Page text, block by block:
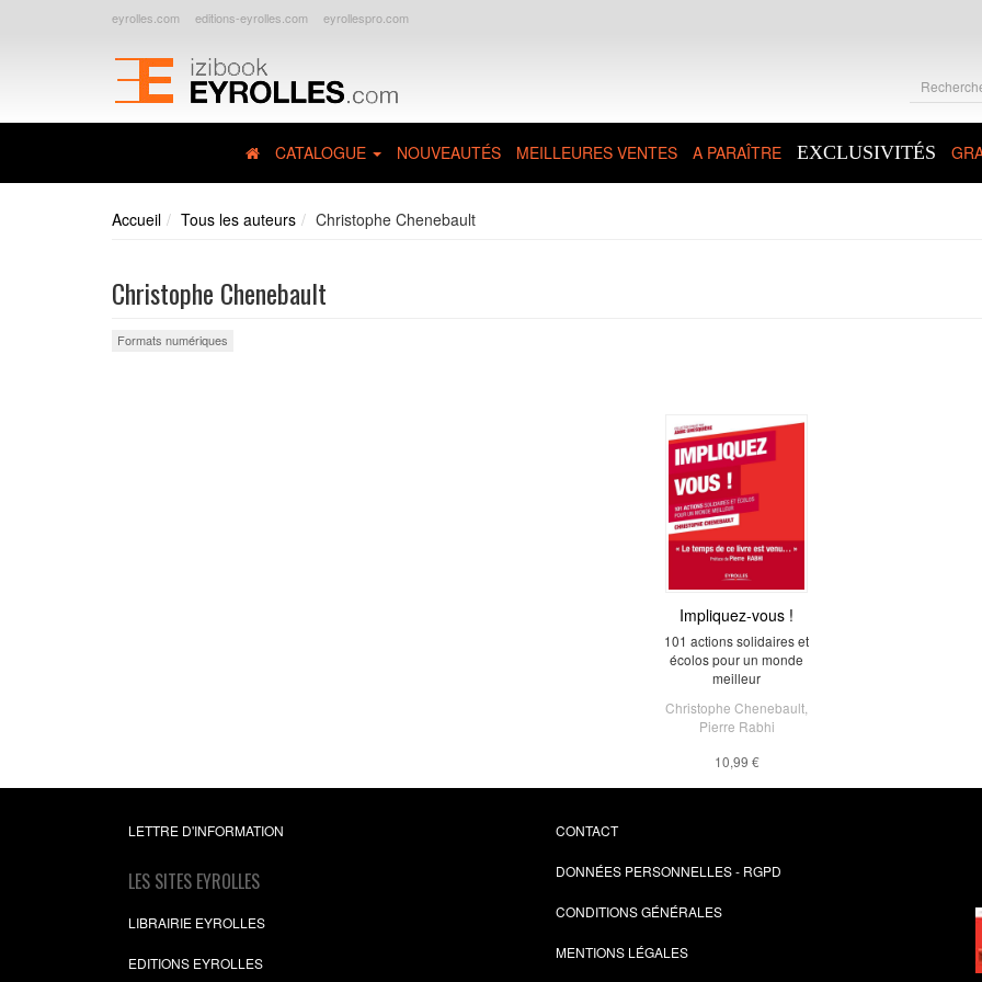
eyrolles.com editions-eyrolles.com eyrollespro.com
CATALOGUE NOUVEAUTÉS MEILLEURES VENTES A PARAÎTRE EXCLUSIVITÉS
Accueil Tous les auteurs Christophe Chenebault
Christophe Chenebault
Formats numériques
Impliquez-vous !
101 actions solidaires et
écolos pour un monde
meilleur
Christophe Chenebault
Pierre Rabhi
10,99 €
LETTRE D'INFORMATION
LES SITES EYROLLES
LIBRAIRIE EYROLLES
EDITIONS EYROLLES
CONTACT
DONNÉES PERSONNELLES - RGPD
CONDITIONS GÉNÉRALES
MENTIONS LÉGALES